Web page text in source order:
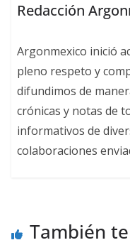
Redacción
Argonmexico inició
pleno respeto y
difundimos de
crónicas y notas de
informativos de
colaboraciones
También